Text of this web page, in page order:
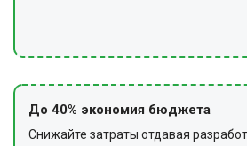
До 40% экономия бюджета
Снижайте затраты отдавая